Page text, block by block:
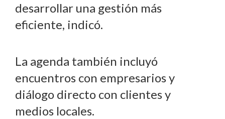
desarrollar una gestión más
eficiente, indicó.
La agenda también incluyó
encuentros con empresarios y
diálogo directo con clientes y
medios locales.